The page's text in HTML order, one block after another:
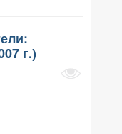
г.)